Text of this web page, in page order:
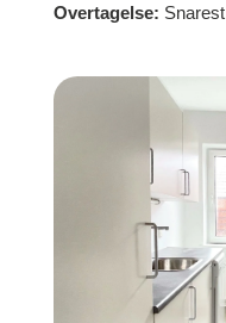
Overtagelse: Snarest